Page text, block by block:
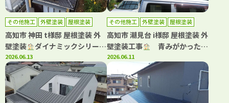
その他施工 外壁塗装 屋根塗装
高知市 神田 t様邸 屋根塗装 外
壁塗装
ダイナミックシリーズ
で屋根・外壁塗装しました(^^)
2026.06.13
その他施工 外壁塗装 屋根塗装
高知市 潮見台 i様邸 屋根塗装 外
壁塗装工事
青みがかったグ
レーが映える、上品な外観へリ
フレッシュ！
2026.06.11